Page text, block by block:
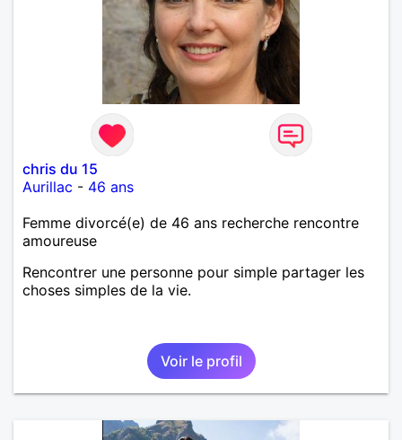
chris du 15
Aurillac - 46 ans
Femme divorcé(e) de 46 ans recherche rencontre
amoureuse
Rencontrer une personne pour simple partager les
choses simples de la vie.
Voir le profil